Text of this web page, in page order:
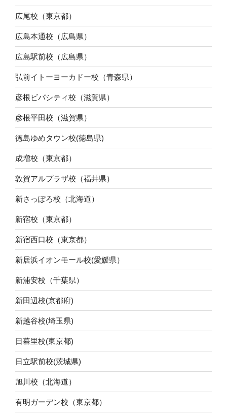
広尾校（東京都）
広島本通校（広島県）
広島駅前校（広島県）
弘前イトーヨーカドー校（青森県）
彦根ビバシティ校（滋賀県）
彦根平田校（滋賀県）
徳島ゆめタウン校(徳島県)
成増校（東京都）
敦賀アルプラザ校（福井県）
新さっぽろ校（北海道）
新宿校（東京都）
新宿西口校（東京都）
新居浜イオンモール校(愛媛県）
新浦安校（千葉県）
新田辺校(京都府)
新越谷校(埼玉県)
日暮里校(東京都)
日立駅前校(茨城県)
旭川校（北海道）
有明ガーデン校（東京都）